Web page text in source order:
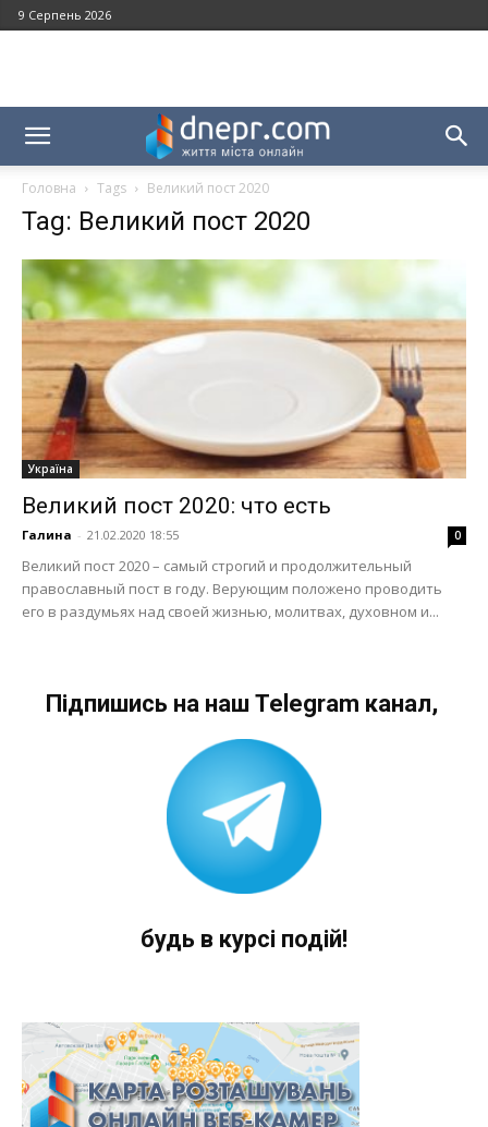
9 Серпень 2026
Головна Tags Великий пост 2020
Tag: Великий пост 2020
Україна
Великий пост 2020: что есть
Галина - 21.02.2020 18:55 0
Великий пост 2020 – самый строгий и продолжительный
православный пост в году. Верующим положено проводить
его в раздумьях над своей жизнью, молитвах, духовном и...
Підпишись на наш Telegram канал,
будь в курсі подій!